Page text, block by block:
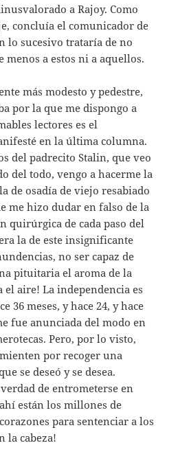
a Rajoy. Como
concluía el comunicador de
lo sucesivo trataría de no
menos a estos ni a aquellos.
más modesto y pedestre,
por la que me dispongo a
lectores es el
en la última columna.
del padrecito Stalin, que veo
del todo, vengo a hacerme la
de osadía de viejo resabiado
me hizo dudar en falso de la
quirúrgica de cada paso del
la de este insignificante
no ser capaz de
pituitaria el aroma de la
aire! La independencia es
36 meses, y hace 24, y hace
fue anunciada del modo en
Pero, por lo visto,
por recoger una
se deseó y se desea.
de entrometerse en
están los millones de
para sentenciar a los
la cabeza!